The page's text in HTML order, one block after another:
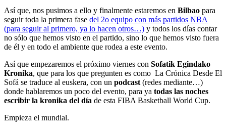
Así que, nos pusimos a ello y finalmente estaremos en Bilbao para
seguir toda la primera fase del 2o equipo con más partidos NBA
(para seguir al primero, ya lo hacen otros…) y todos los días contar
no sólo que hemos visto en el partido, sino lo que hemos visto fuera
de él y en todo el ambiente que rodea a este evento.
Así que empezaremos el próximo viernes con Sofatik Egindako
Kronika, que para los que pregunten es como La Crónica Desde El
Sofá se traduce al euskera, con un podcast (redes mediante…)
donde hablaremos un poco del evento, para ya todas las noches
escribir la kronika del día de esta FIBA Basketball World Cup.
Empieza el mundial.